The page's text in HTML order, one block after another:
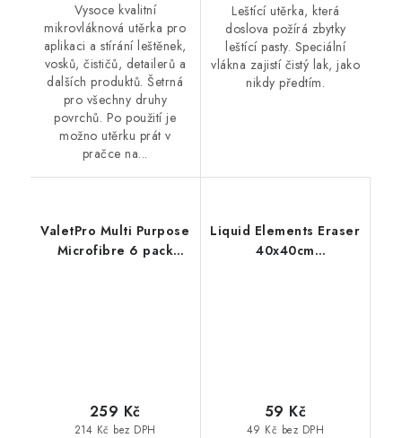
Vysoce kvalitní
mikrovláknová utěrka pro
aplikaci a stírání leštěnek,
vosků, čističů, detailerů a
dalších produktů. Šetrná
pro všechny druhy
povrchů. Po použití je
možno utěrku prát v
pračce na...
Leštící utěrka, která
doslova požírá zbytky
leštící pasty. Speciální
vlákna zajistí čistý lak, jako
nikdy předtím.
ValetPro Multi Purpose
Microfibre 6 pack
214 Kč bez DPH
259 Kč
Liquid Elements Eraser
40x40cm
49 Kč bez DPH
59 Kč